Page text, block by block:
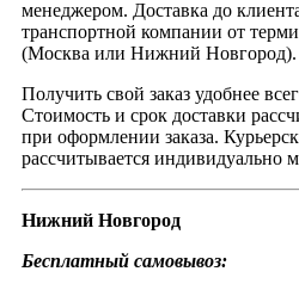
менеджером. Доставка до
транспортной компании от
(Москва или Нижний Новгород).
Получить свой заказ удобнее
Стоимость и срок доставки
при оформлении заказа.
рассчитывается индивидуально
Нижний Новгород
Бесплатный самовывоз: